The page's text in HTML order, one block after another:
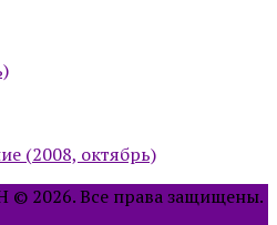
(2008, октябрь)
2026. Все права защищены.